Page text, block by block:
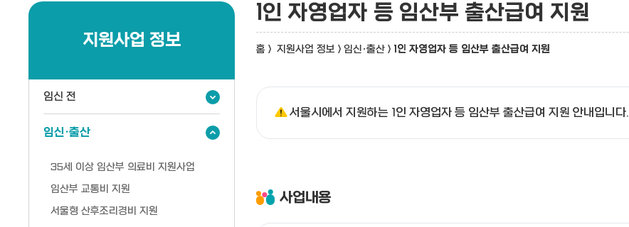
지원사업 정보
임신 전
임신·출산
35세 이상 임산부 의료비 지원사업
임산부 교통비 지원
서울형 산후조리경비 지원
1인 자영업자 등 임산부 출산급여 지원
홈 > 지원사업 정보 > 임신·출산 > 1인 자영업자 등 임산부 출산급여 지원
서울시에서 지원하는 1인 자영업자 등 임산부 출산급여 지원 안내입니다.
사업내용